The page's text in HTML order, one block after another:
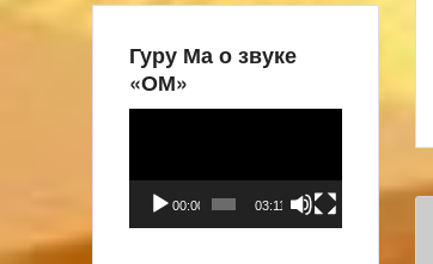
Гуру Ма о звуке
«ОМ»
00:00 03:11